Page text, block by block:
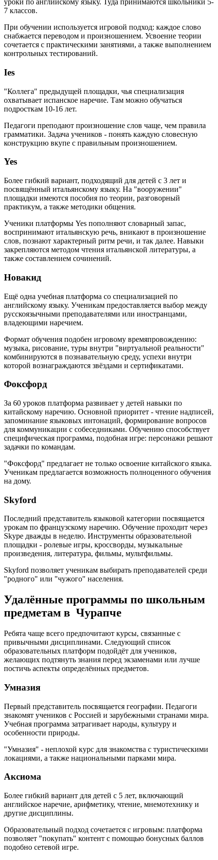
уроки по английскому языку. Туда принимаются школьники 5-
7 классов.
При обучении используется игровой подход: каждое слово
снабжается переводом и произношением. Усвоение теории
сочетается с практическими занятиями, а также выполнением
контрольных тестирований.
Ies
"Коллега" предыдущей площадки, чья специализация
охватывает испанское наречие. Там можно обучаться
подросткам 10-16 лет.
Педагоги преподают произношение слов чаще, чем правила
грамматики. Задача учеников - понять каждую словесную
конструкцию вкупе с правильным произношением.
Yes
Более гибкий вариант, подходящий для детей с 3 лет и
посвящённый итальянскому языку. На "вооружении"
площадки имеются пособия по теории, разговорный
практикум, а также методики общения.
Ученики платформы Yes пополняют словарный запас,
воспринимают итальянскую речь, вникают в произношение
слов, познают характерный ритм речи, и так далее. Навыки
закрепляются методом чтения итальянской литературы, а
также составлением сочинений.
Новакид
Ещё одна учебная платформа со специализацией по
английскому языку. Ученикам предоставляется выбор между
русскоязычными преподавателями или иностранцами,
владеющими наречием.
Формат обучения подобен игровому времяпровождению:
музыка, рисование, туры внутри "виртуальной реальности"
комбинируются в познавательную среду, успехи внутри
которой вознаграждаются звёздами и сертификатами.
Фоксфорд
За 60 уроков платформа развивает у детей навыки по
китайскому наречию. Основной приоритет - чтение надписей,
запоминание языковых интонаций, формирование вопросов
для коммуникации с собеседниками. Обучению способствует
специфическая программа, подобная игре: персонажи решают
задачки по командам.
"Фоксфорд" предлагает не только освоение китайского языка.
Ученикам предлагается возможность полноценного обучения
на дому.
Skyford
Последний представитель языковой категории посвящается
урокам по французскому наречию. Обучение проходит через
Skype дважды в неделю. Инструменты образовательной
площадки - ролевые игры, кроссворды, музыкальные
произведения, литература, фильмы, мультфильмы.
Skyford позволяет ученикам выбирать преподавателей среди
"родного" или "чужого" населения.
Удалённые программы по школьным
предметам в Чурапче
Ребята чаще всего предпочитают курсы, связанные с
привычными дисциплинами. Следующий список
образовательных платформ подойдёт для учеников,
желающих подтянуть знания перед экзаменами или лучше
постичь аспекты определённых предметов.
Умназия
Первый представитель посвящается географии. Педагоги
знакомят учеников с Россией и зарубежными странами мира.
Учебная программа затрагивает народы, культуру и
особенности природы.
"Умназия" - неплохой курс для знакомства с туристическими
локациями, а также национальными парками мира.
Аксиома
Более гибкий вариант для детей с 5 лет, включающий
английское наречие, арифметику, чтение, мнемотехнику и
другие дисциплины.
Образовательный подход сочетается с игровым: платформа
позволяет "покупать" контент с помощью бонусных баллов
подобно сетевой игре.